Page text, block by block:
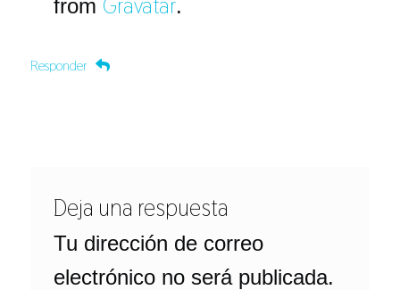
from .
Responder
Deja una respuesta
Tu dirección de correo
electrónico no será publicada.